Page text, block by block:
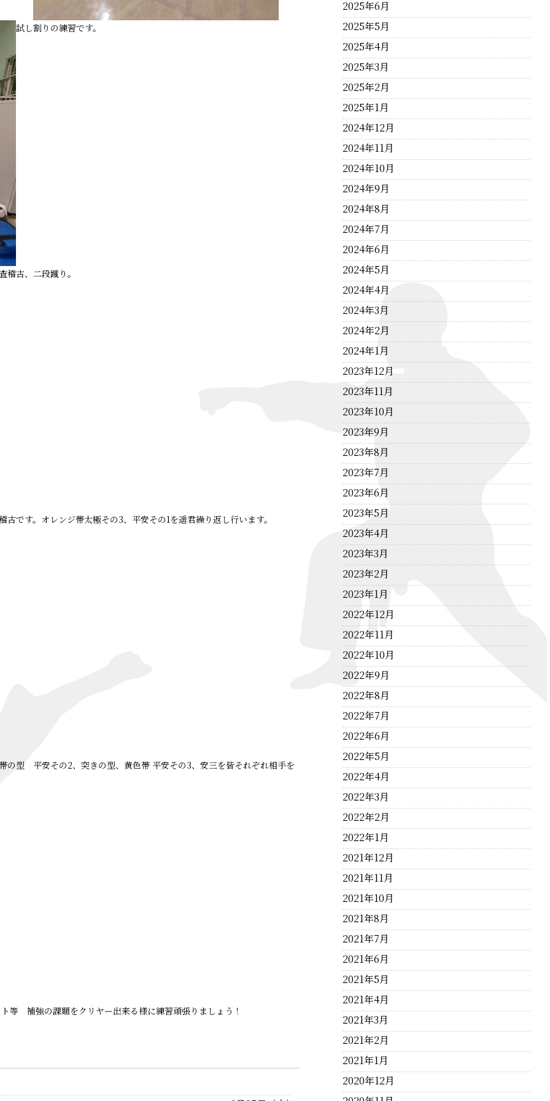
試し割りの練習です。
稽古、二段蹴り。
古です。オレンジ帯太極その3、平安その1を遥君繰り返し行います。
の型 平安その2、突きの型、黄色帯 平安その3、安三を皆それぞれ相手を
等 補強の課題をクリヤー出来る様に練習頑張りましょう！
2025年6月
2025年5月
2025年4月
2025年3月
2025年2月
2025年1月
2024年12月
2024年11月
2024年10月
2024年9月
2024年8月
2024年7月
2024年6月
2024年5月
2024年4月
2024年3月
2024年2月
2024年1月
2023年12月
2023年11月
2023年10月
2023年9月
2023年8月
2023年7月
2023年6月
2023年5月
2023年4月
2023年3月
2023年2月
2023年1月
2022年12月
2022年11月
2022年10月
2022年9月
2022年8月
2022年7月
2022年6月
2022年5月
2022年4月
2022年3月
2022年2月
2022年1月
2021年12月
2021年11月
2021年10月
2021年8月
2021年7月
2021年6月
2021年5月
2021年4月
2021年3月
2021年2月
2021年1月
2020年12月